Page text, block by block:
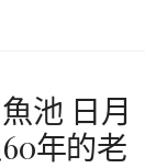
池 日月
年的老